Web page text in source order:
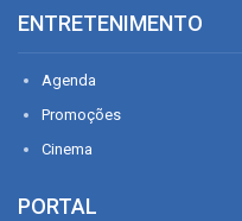
ENTRETENIMENTO
Agenda
Promoções
Cinema
PORTAL